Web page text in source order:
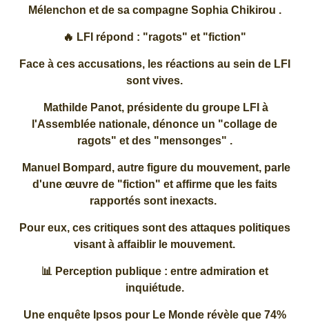
Mélenchon et de sa compagne Sophia Chikirou .
🔥 LFI répond : "ragots" et "fiction"
Face à ces accusations, les réactions au sein de LFI
sont vives.
Mathilde Panot, présidente du groupe LFI à
l'Assemblée nationale, dénonce un "collage de
ragots" et des "mensonges" .
Manuel Bompard, autre figure du mouvement, parle
d'une œuvre de "fiction" et affirme que les faits
rapportés sont inexacts.
Pour eux, ces critiques sont des attaques politiques
visant à affaiblir le mouvement.
📊 Perception publique : entre admiration et
inquiétude.
Une enquête Ipsos pour Le Monde révèle que 74%